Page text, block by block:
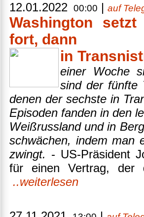
12.01.2022 00:00 | auf
Washington
fort, dann
in
einer Woche
sind der fünfte
denen der sechste in
Episoden fanden in den
Weißrussland und in
schwächen, indem man
zwingt. - US-Präsident
für einen Vertrag, der
..weiterlesen